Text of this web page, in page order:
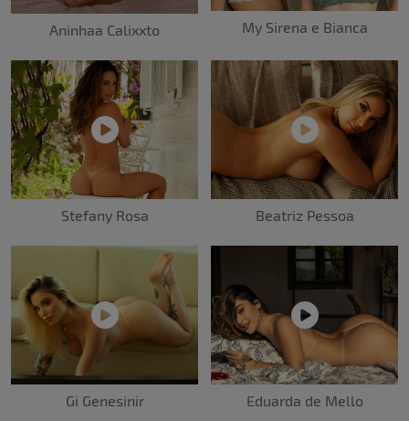
Aninhaa Calixxto My Sirena e Bianca
Stefany Rosa Beatriz Pessoa
Gi Genesinir Eduarda de Mello